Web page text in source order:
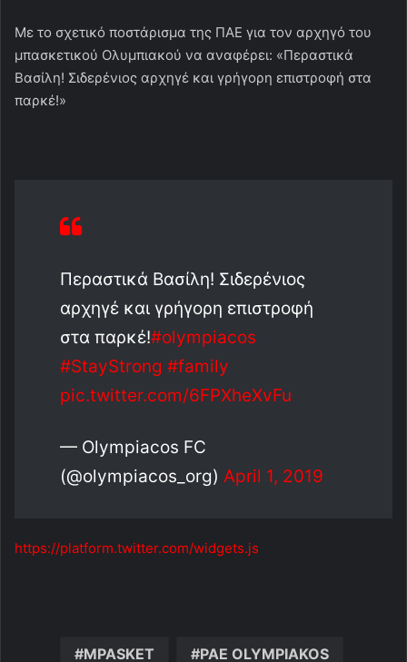
Με το σχετικό ποστάρισμα της ΠΑΕ για τον αρχηγό του
μπασκετικού Ολυμπιακού να αναφέρει: «Περαστικά
Βασίλη! Σιδερένιος αρχηγέ και γρήγορη επιστροφή στα
παρκέ!»
Περαστικά Βασίλη! Σιδερένιος
αρχηγέ και γρήγορη επιστροφή
στα παρκέ!#olympiacos
#StayStrong #family
pic.twitter.com/6FPXheXvFu
— Olympiacos FC
(@olympiacos_org) April 1, 2019
https://platform.twitter.com/widgets.js
MPASKET PAE OLYMPIAKOS